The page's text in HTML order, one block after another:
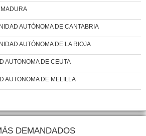
AUTÓNOMA DE CANTABRIA
AUTÓNOMA DE LA RIOJA
AUTONOMA DE CEUTA
AUTONOMA DE MELILLA
DEMANDADOS